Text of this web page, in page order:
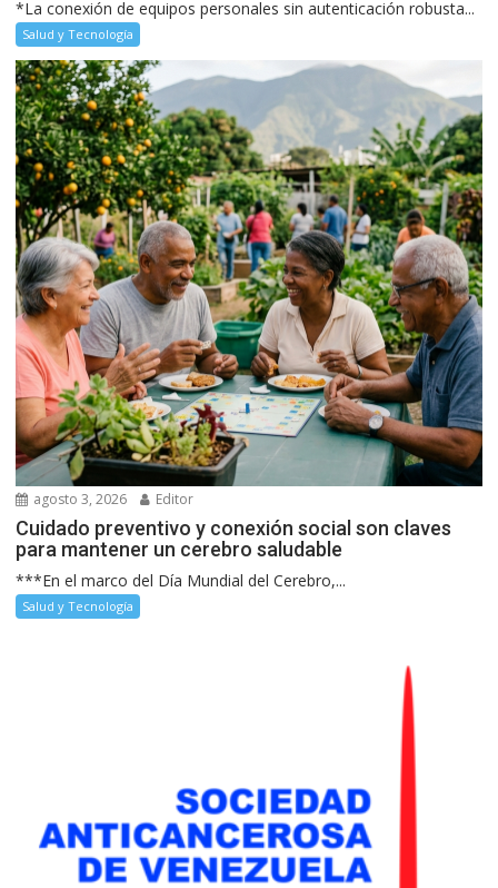
*La conexión de equipos personales sin autenticación robusta...
Salud y Tecnología
agosto 3, 2026 Editor
Cuidado preventivo y conexión social son claves
para mantener un cerebro saludable
***En el marco del Día Mundial del Cerebro,...
Salud y Tecnología